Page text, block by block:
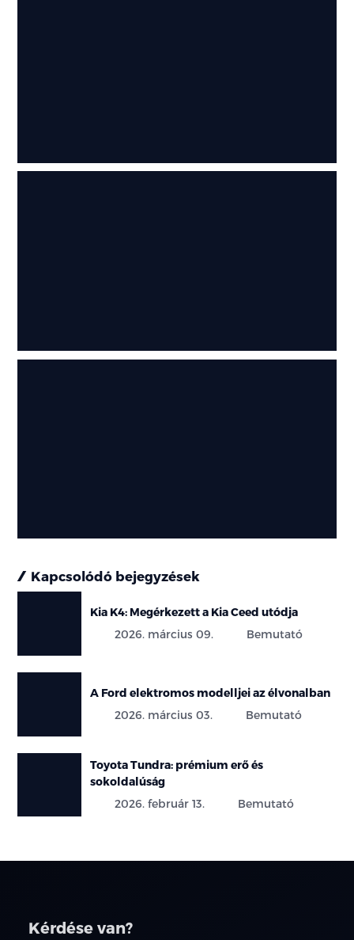
Kapcsolódó bejegyzések
Kia K4: Megérkezett a Kia Ceed utódja
2026. március 09.
Bemutató
A Ford elektromos modelljei az élvonalban
2026. március 03.
Bemutató
Toyota Tundra: prémium erő és
sokoldalúság
2026. február 13.
Bemutató
Kérdése van?